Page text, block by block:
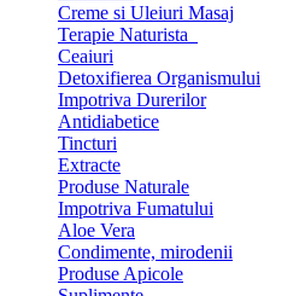
Creme si Uleiuri Masaj
Terapie Naturista
Ceaiuri
Detoxifierea Organismului
Impotriva Durerilor
Antidiabetice
Tincturi
Extracte
Produse Naturale
Impotriva Fumatului
Aloe Vera
Condimente, mirodenii
Produse Apicole